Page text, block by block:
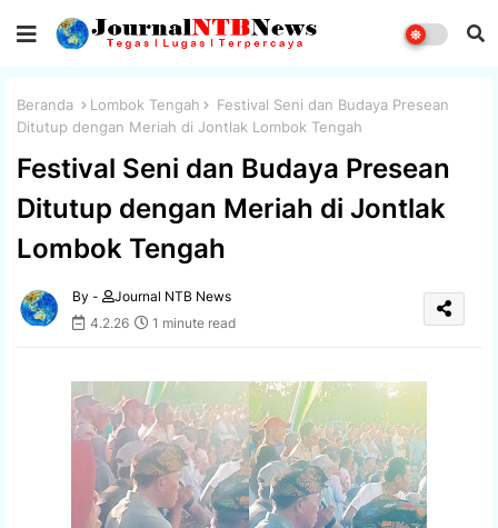
Beranda Lombok Tengah
Festival Seni dan Budaya Presean
Ditutup dengan Meriah di Jontlak Lombok Tengah
Festival Seni dan Budaya Presean
Ditutup dengan Meriah di Jontlak
Lombok Tengah
By -
Journal NTB News
4.2.26
1 minute read